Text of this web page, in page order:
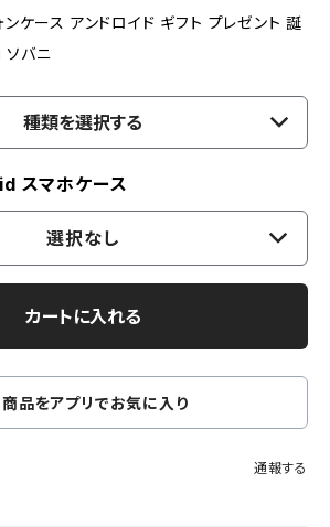
ケース アンドロイド ギフト プレゼント 誕
バニ
種類を選択する
スマホケース
選択なし
カートに入れる
商品をアプリでお気に入り
通報する